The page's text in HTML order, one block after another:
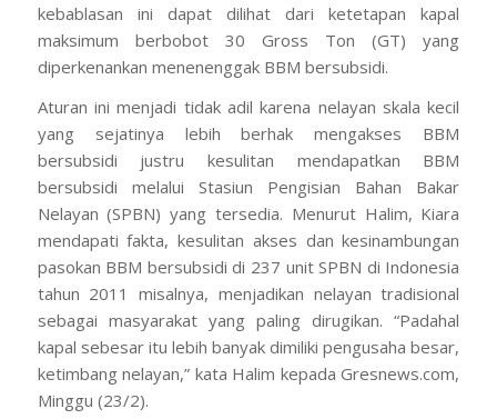
kebablasan ini dapat dilihat dari ketetapan kapal
maksimum berbobot 30 Gross Ton (GT) yang
diperkenankan menenenggak BBM bersubsidi.
Aturan ini menjadi tidak adil karena nelayan skala kecil
yang sejatinya lebih berhak mengakses BBM
bersubsidi justru kesulitan mendapatkan BBM
bersubsidi melalui Stasiun Pengisian Bahan Bakar
Nelayan (SPBN) yang tersedia. Menurut Halim, Kiara
mendapati fakta, kesulitan akses dan kesinambungan
pasokan BBM bersubsidi di 237 unit SPBN di Indonesia
tahun 2011 misalnya, menjadikan nelayan tradisional
sebagai masyarakat yang paling dirugikan. “Padahal
kapal sebesar itu lebih banyak dimiliki pengusaha besar,
ketimbang nelayan,” kata Halim kepada Gresnews.com,
Minggu (23/2).